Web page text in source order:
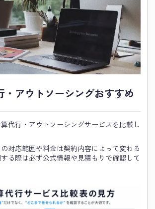
・アウトソーシングおすすめ
代行・アウトソーシングサービスを比較し
対応範囲や料金は契約内容によって変わる
る際は必ず公式情報や見積もりで確認して